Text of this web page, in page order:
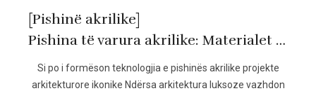
[Pishinë akrilike]
Pishina të varura akrilike: Materialet dhe tendencat e së ardhmes
Si po i formëson teknologjia e pishinës akrilike projekte
arkitekturore ikonike Ndërsa arkitektura luksoze vazhdon